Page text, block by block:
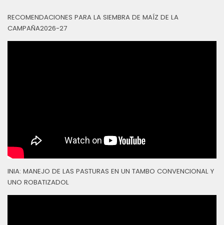
RECOMENDACIONES PARA LA SIEMBRA DE MAÍZ DE LA
CAMPAÑA2026-27
INIA: MANEJO DE LAS PASTURAS EN UN TAMBO CONVENCIONAL Y
UNO ROBATIZADOL